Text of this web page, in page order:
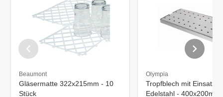
Beaumont
Gläsermatte 322x215mm - 10
Stück
Olympia
Tropfblech mit Einsatz -
Edelstahl - 400x200mm